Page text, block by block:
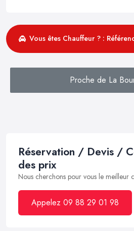
Vous êtes Chauffeur ? :
Proche de La
Réservation / Devis /
des prix
Nous cherchons pour vous le meilleur
Appelez 09 88 29 01 98